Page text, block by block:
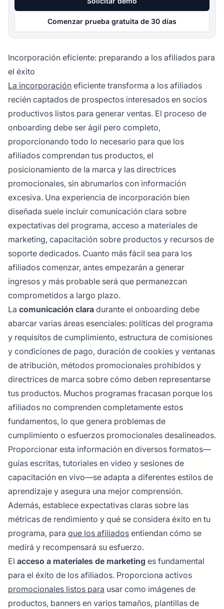
Comenzar prueba gratuita de 30 días
Incorporación eficiente: preparando a los afiliados para
el éxito
La incorporación eficiente transforma a los afiliados
recién captados de prospectos interesados en socios
productivos listos para generar ventas. El proceso de
onboarding debe ser ágil pero completo,
proporcionando todo lo necesario para que los
afiliados comprendan tus productos, el
posicionamiento de la marca y las directrices
promocionales, sin abrumarlos con información
excesiva. Una experiencia de incorporación bien
diseñada suele incluir comunicación clara sobre
expectativas del programa, acceso a materiales de
marketing, capacitación sobre productos y recursos de
soporte dedicados. Cuanto más fácil sea para los
afiliados comenzar, antes empezarán a generar
ingresos y más probable será que permanezcan
comprometidos a largo plazo.
La comunicación clara durante el onboarding debe
abarcar varias áreas esenciales: políticas del programa
y requisitos de cumplimiento, estructura de comisiones
y condiciones de pago, duración de cookies y ventanas
de atribución, métodos promocionales prohibidos y
directrices de marca sobre cómo deben representarse
tus productos. Muchos programas fracasan porque los
afiliados no comprenden completamente estos
fundamentos, lo que genera problemas de
cumplimiento o esfuerzos promocionales desalineados.
Proporcionar esta información en diversos formatos—
guías escritas, tutoriales en video y sesiones de
capacitación en vivo—se adapta a diferentes estilos de
aprendizaje y asegura una mejor comprensión.
Además, establece expectativas claras sobre las
métricas de rendimiento y qué se considera éxito en tu
programa, para que los afiliados entiendan cómo se
medirá y recompensará su esfuerzo.
El acceso a materiales de marketing es fundamental
para el éxito de los afiliados. Proporciona activos
promocionales listos para usar como imágenes de
productos, banners en varios tamaños, plantillas de